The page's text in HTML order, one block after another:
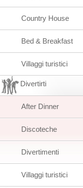
Country House
Bed & Breakfast
Villaggi turistici
Divertirti
After Dinner
Discoteche
Divertimenti
Villaggi turistici